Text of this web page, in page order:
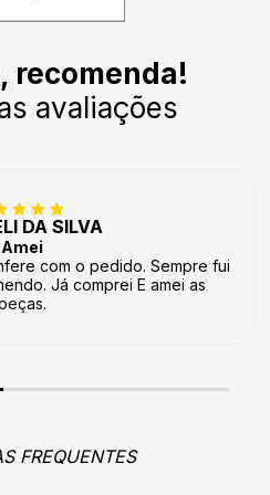
recomenda!
avaliações
DA SILVA
Amei
com o pedido. Sempre fui
Já comprei E amei as
FREQUENTES